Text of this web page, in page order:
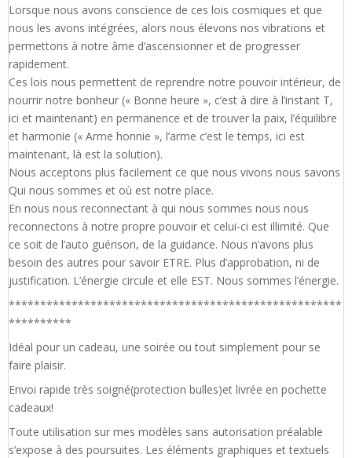
Lorsque nous avons conscience de ces lois cosmiques et que
nous les avons intégrées, alors nous élevons nos vibrations et
permettons à notre âme d’ascensionner et de progresser
rapidement.
Ces lois nous permettent de reprendre notre pouvoir intérieur, de
nourrir notre bonheur (« Bonne heure », c’est à dire à l’instant T,
ici et maintenant) en permanence et de trouver la paix, l’équilibre
et harmonie (« Arme honnie », l’arme c’est le temps, ici est
maintenant, là est la solution).
Nous acceptons plus facilement ce que nous vivons nous savons
Qui nous sommes et où est notre place.
En nous nous reconnectant à qui nous sommes nous nous
reconnectons à notre propre pouvoir et celui-ci est illimité. Que
ce soit de l’auto guérison, de la guidance. Nous n’avons plus
besoin des autres pour savoir ETRE. Plus d’approbation, ni de
justification. L’énergie circule et elle EST. Nous sommes l’énergie.
*****************************************************
**********
Idéal pour un cadeau, une soirée ou tout simplement pour se
faire plaisir.
Envoi rapide très soigné(protection bulles)et livrée en pochette
cadeaux!
Toute utilisation sur mes modèles sans autorisation préalable
s’expose à des poursuites. Les éléments graphiques et textuels